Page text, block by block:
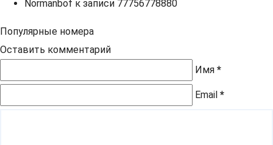
Normanbof к записи 77756778880
Популярные номера
Оставить комментарий
Имя *
Email *